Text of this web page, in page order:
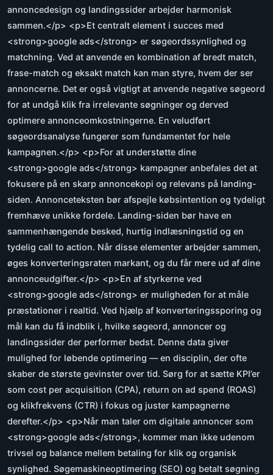
annoncedesign og landingssider arbejder harmonisk
sammen.</p> <p>Et centralt element i succes med
<strong>google ads</strong> er søgeordssynlighed og
matchning. Ved at anvende en kombination af bredt match,
frase-match og eksakt match kan man styre, hvem der ser
annoncerne. Det er også vigtigt at anvende negative søgeord
for at undgå klik fra irrelevante søgninger og derved
optimere annonceomkostningerne. En veludført
søgeordsanalyse fungerer som fundamentet for hele
kampagnen.</p> <p>For at understøtte dine
<strong>google ads</strong> kampagner anbefales det at
fokusere på en skarp annoncekopi og relevans på landing-
siden. Annonceteksten bør afspejle købsintention og tydeligt
fremhæve unikke fordele. Landing-siden bør have en
sammenhængende besked, hurtig indlæsningstid og en
tydelig call to action. Når disse elementer arbejder sammen,
øges konverteringsraten markant, og du får mere ud af dine
annonceudgifter.</p> <p>En af styrkerne ved
<strong>google ads</strong> er muligheden for at måle
præstationer i realtid. Ved hjælp af konverteringssporing og
mål kan du få indblik i, hvilke søgeord, annoncer og
landingssider der performer bedst. Denne data giver
mulighed for løbende optimering — en disciplin, der ofte
skaber de største gevinster over tid. Sørg for at sætte KPI’er
som cost per acquisition (CPA), return on ad spend (ROAS)
og klikfrekvens (CTR) i fokus og juster kampagnerne
derefter.</p> <p>Når man taler om digitale annoncer som
<strong>google ads</strong>, kommer man ikke udenom
trivsel og balance mellem betaling for klik og organisk
synlighed. Søgemaskineoptimering (SEO) og betalt søgning